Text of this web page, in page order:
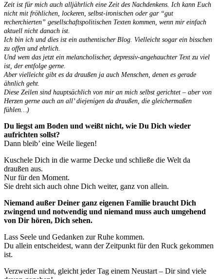
Zeit ist für mich auch alljährlich eine Zeit des Nachdenkens. Ich kann Euch
nicht mit fröhlichen, lockeren, selbst-ironischen oder gar “gut
recherchierten” gesellschaftspolitischen Texten kommen, wenn mir einfach
aktuell nicht danach ist.
Ich bin ich und dies ist ein authentischer Blog. Vielleicht sogar ein bisschen
zu offen und ehrlich.
Und wem das jetzt ein melancholischer, depressiv-angehauchter Text zu viel
ist, der entfolge gerne.
Aber vielleicht gibt es da draußen ja auch Menschen, denen es gerade
ähnlich geht.
Diese Zeilen sind hauptsächlich von mir an mich selbst gerichtet – aber von
Herzen gerne auch an all’ diejenigen da draußen, die gleichermaßen
fühlen…)
Du liegst am Boden und weißt nicht, wie Du Dich wieder
aufrichten sollst?
Dann bleib’ eine Weile liegen!
Kuschele Dich in die warme Decke und schließe die Welt da
draußen aus.
Nur für den Moment.
Sie dreht sich auch ohne Dich weiter, ganz von allein.
Niemand außer Deiner ganz eigenen Familie braucht Dich
zwingend und notwendig und niemand muss auch umgehend
von Dir hören, Dich sehen.
Lass Seele und Gedanken zur Ruhe kommen.
Du allein entscheidest, wann der Zeitpunkt für den Ruck gekommen
ist.
Verzweifle nicht, gleicht jeder Tag einem Neustart – Dir sind viele